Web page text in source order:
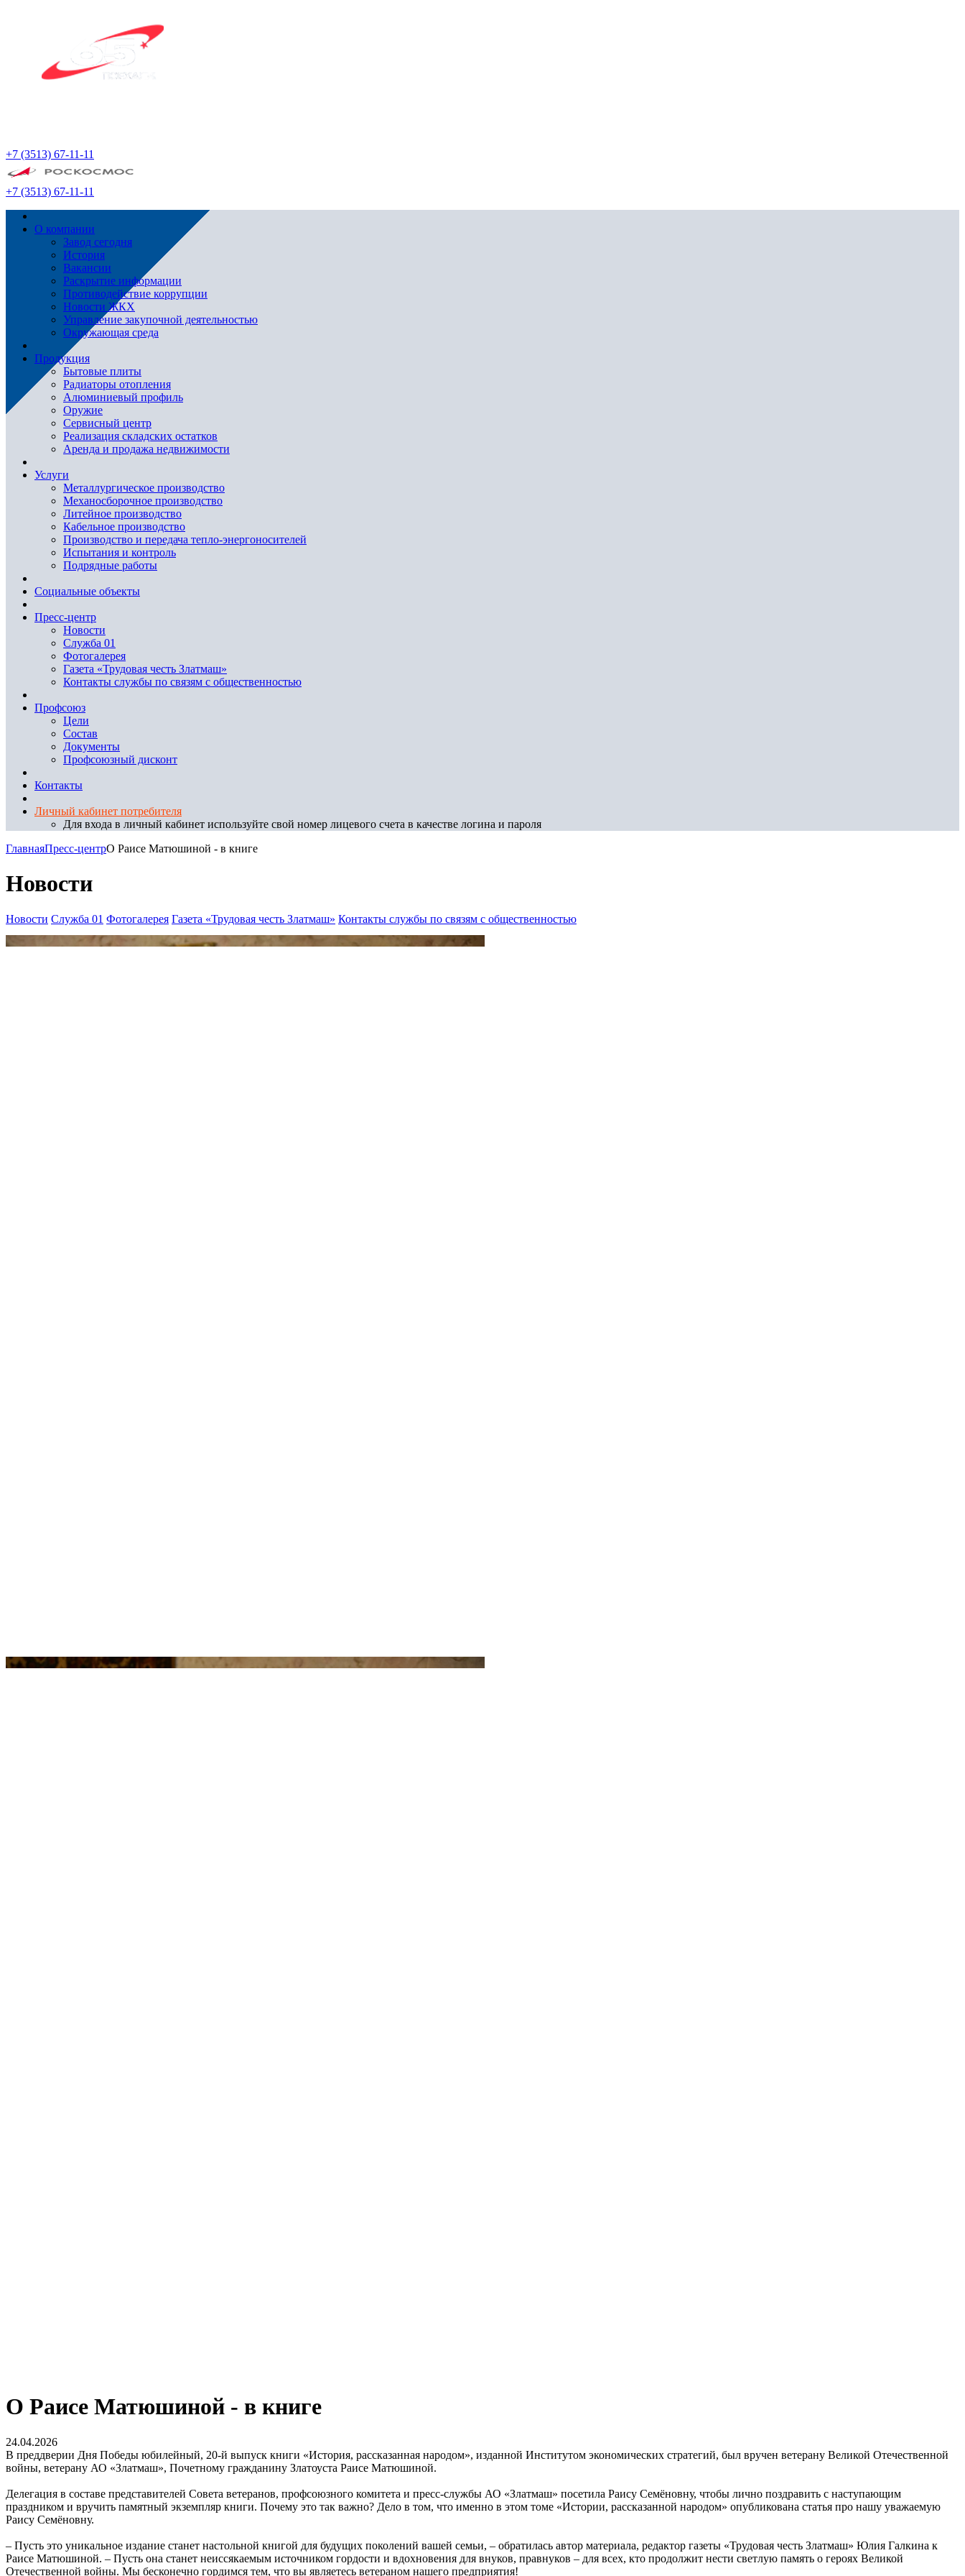
+7 (3513) 67-11-11
+7 (3513) 67-11-11
О компании
Завод сегодня
История
Вакансии
Раскрытие информации
Противодействие коррупции
Новости ЖКХ
Управление закупочной деятельностью
Окружающая среда
Продукция
Бытовые плиты
Радиаторы отопления
Алюминиевый профиль
Оружие
Сервисный центр
Реализация складских остатков
Аренда и продажа недвижимости
Услуги
Металлургическое производство
Механосборочное производство
Литейное производство
Кабельное производство
Производство и передача тепло-энергоносителей
Испытания и контроль
Подрядные работы
Социальные объекты
Пресс-центр
Новости
Служба 01
Фотогалерея
Газета «Трудовая честь Златмаш»
Контакты службы по связям с общественностью
Профсоюз
Цели
Состав
Документы
Профсоюзный дисконт
Контакты
Личный кабинет потребителя
Для входа в личный кабинет используйте свой номер лицевого счета в качестве логина и пароля
ГлавнаяПресс-центрО Раисе Матюшиной - в книге
Новости
Новости Служба 01 Фотогалерея Газета «Трудовая честь Златмаш» Контакты службы по связям с общественностью
О Раисе Матюшиной - в книге
24.04.2026
В преддверии Дня Победы юбилейный, 20-й выпуск книги «История, рассказанная народом», изданной Институтом экономических стратегий, был вручен ветерану Великой Отечественной
войны, ветерану АО «Златмаш», Почетному гражданину Златоуста Раисе Матюшиной.
Делегация в составе представителей Совета ветеранов, профсоюзного комитета и пресс-службы АО «Златмаш» посетила Раису Семёновну, чтобы лично поздравить с наступающим
праздником и вручить памятный экземпляр книги. Почему это так важно? Дело в том, что именно в этом томе «Истории, рассказанной народом» опубликована статья про нашу уважаемую
Раису Семёновну.
– Пусть это уникальное издание станет настольной книгой для будущих поколений вашей семьи, – обратилась автор материала, редактор газеты «Трудовая честь Златмаш» Юлия Галкина к
Раисе Матюшиной. – Пусть она станет неиссякаемым источником гордости и вдохновения для внуков, правнуков – для всех, кто продолжит нести светлую память о героях Великой
Отечественной войны. Мы бесконечно гордимся тем, что вы являетесь ветераном нашего предприятия!